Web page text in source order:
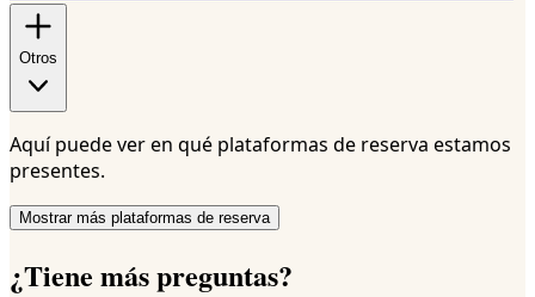
Otros
Aquí puede ver en qué plataformas de reserva estamos
presentes.
Mostrar más plataformas de reserva
¿Tiene más preguntas?